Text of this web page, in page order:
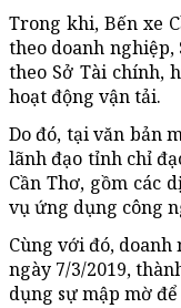
Trong khi, Bến xe
theo doanh nghiệp,
theo Sở Tài chính,
hoạt động vận tải.
Do đó, tại văn bản
lãnh đạo tỉnh chỉ
Cần Thơ, gồm các
vụ ứng dụng công
Cùng với đó,
ngày 7/3/2019,
dụng sự mập mờ